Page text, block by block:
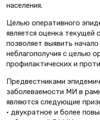
населения.
Целью оперативного
является оценка
позволяет выявить
неблагополучия с целью
профилактических и
Предвестниками
заболеваемости МИ в
являются следующие
• двукратное и более